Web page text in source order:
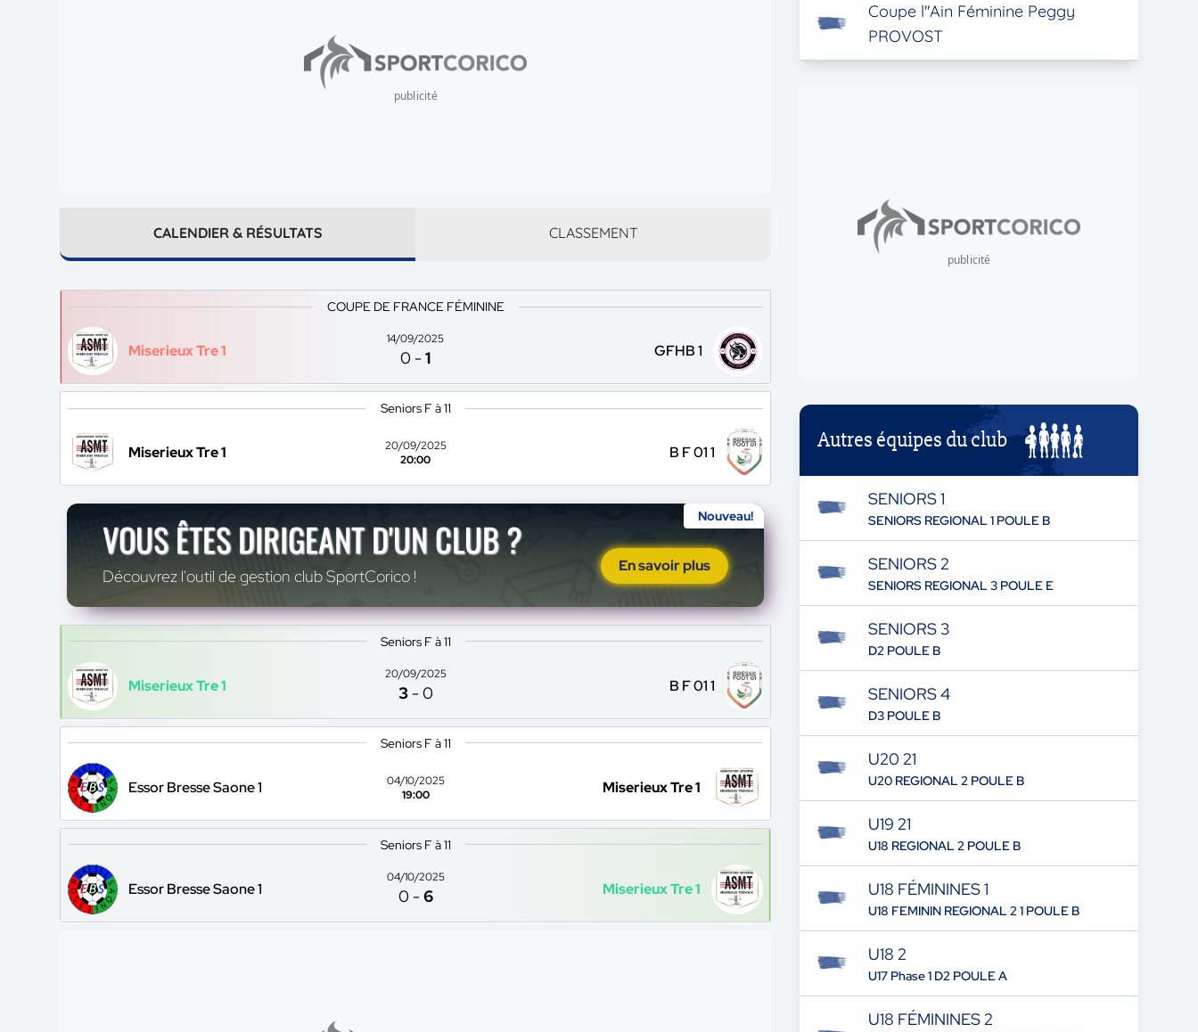
publicité
CALENDIER & RÉSULTATS CLASSEMENT
COUPE DE FRANCE FÉMININE
Miserieux Tre 1
14/09/2025
0 -1 GFHB 1
Seniors F à 11
Miserieux Tre 1
20/09/2025
20:00
B F 01 1
Nouveau!
VOUS ÊTES DIRIGEANT D'UN CLUB ?
Découvrez l'outil de gestion club SportCorico !
En savoir plus
Seniors F à 11
Miserieux Tre 1
20/09/2025
3 -0 B F 01 1
Seniors F à 11
Essor Bresse Saone 1
04/10/2025
19:00
Miserieux Tre 1
Seniors F à 11
Essor Bresse Saone 1
04/10/2025
0 -6 Miserieux Tre 1
Coupe l''Ain Féminine Peggy
PROVOST
publicité
Autres équipes du club
SENIORS 1
SENIORS REGIONAL 1 POULE B
SENIORS 2
SENIORS REGIONAL 3 POULE E
SENIORS 3
D2 POULE B
SENIORS 4
D3 POULE B
U20 21
U20 REGIONAL 2 POULE B
U19 21
U18 REGIONAL 2 POULE B
U18 FÉMININES 1
U18 FEMININ REGIONAL 2 1 POULE B
U18 2
U17 Phase 1 D2 POULE A
U18 FÉMININES 2